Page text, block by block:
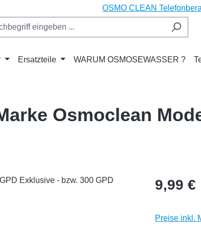
OSMO CLEAN
Ersatzteile WARUM OSMOSEWASSER ?
Osmoclean
Regulärer
9,99 €
Preise inkl.